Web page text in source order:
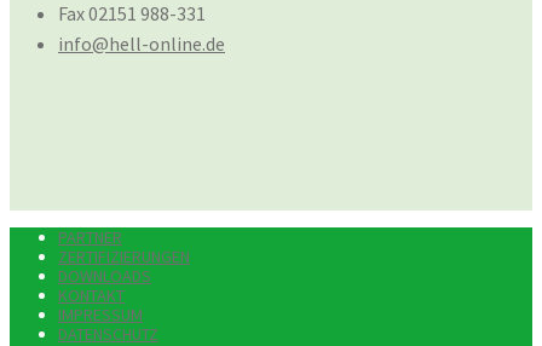
Fax 02151 988-331
info@hell-online.de
PARTNER
ZERTIFIZIERUNGEN
DOWNLOADS
KONTAKT
IMPRESSUM
DATENSCHUTZ